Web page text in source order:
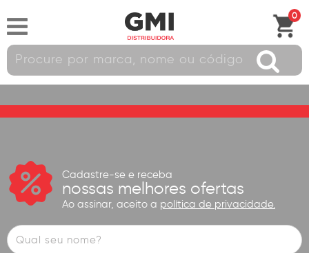
0
Cadastre-se e receba
nossas melhores ofertas
Ao assinar, aceito a política de privacidade.